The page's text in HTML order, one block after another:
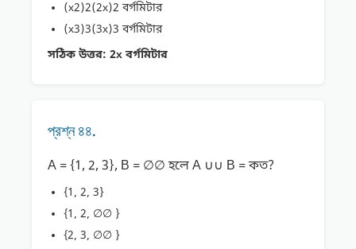
(x2)2(2x​)2 বর্গমিটার
(x3)3(3x​​)3 বর্গমিটার
সঠিক উত্তর: 2x বর্গমিটার
প্রশ্ন ৪৪.
A = {1, 2, 3}, B = ∅∅ হলে A ∪∪ B = কত?
{1, 2, 3}
{1, 2, ∅∅ }
{2, 3, ∅∅ }